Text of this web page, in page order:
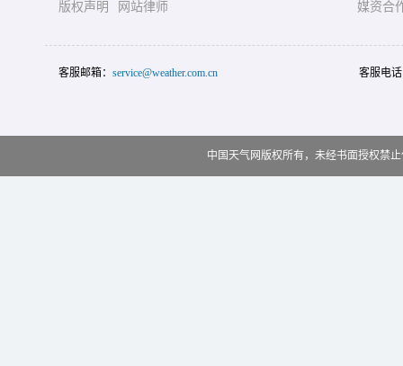
版权声明
网站律师
媒资合
客服邮箱： service@weather.com.cn 客服电
中国天气网版权所有，未经书面授权